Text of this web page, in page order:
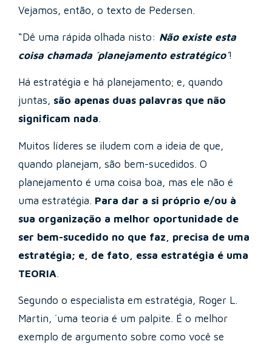
Vejamos, então, o texto de Pedersen.
“Dê uma rápida olhada nisto: Não existe esta
coisa chamada ´planejamento estratégico´!
Há estratégia e há planejamento; e, quando
juntas, são apenas duas palavras que não
significam nada.
Muitos líderes se iludem com a ideia de que,
quando planejam, são bem-sucedidos. O
planejamento é uma coisa boa, mas ele não é
uma estratégia. Para dar a si próprio e/ou à
sua organização a melhor oportunidade de
ser bem-sucedido no que faz, precisa de uma
estratégia; e, de fato, essa estratégia é uma
TEORIA.
Segundo o especialista em estratégia, Roger L.
Martin, ´uma teoria é um palpite. É o melhor
exemplo de argumento sobre como você se